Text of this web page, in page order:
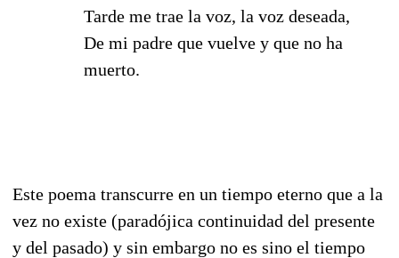
Tarde me trae la voz, la voz deseada,
De mi padre que vuelve y que no ha
muerto.
Este poema transcurre en un tiempo eterno que a la
vez no existe (paradójica continuidad del presente
y del pasado) y sin embargo no es sino el tiempo